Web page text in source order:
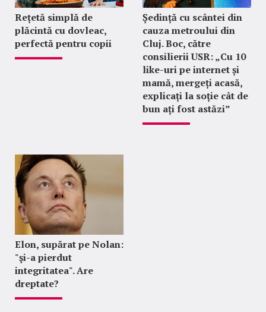
Rețetă simplă de
plăcintă cu dovleac,
perfectă pentru copii
Ședință cu scântei din
cauza metroului din
Cluj. Boc, către
consilierii USR: „Cu 10
like-uri pe internet și
mamă, mergeți acasă,
explicați la soție cât de
bun ați fost astăzi”
Elon, supărat pe Nolan:
"şi-a pierdut
integritatea". Are
dreptate?